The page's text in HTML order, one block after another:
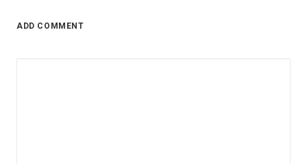
ADD COMMENT